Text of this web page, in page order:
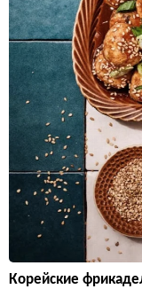
Корейские